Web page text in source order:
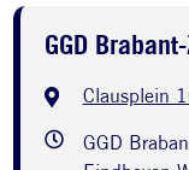
GGD
Clausplein
GGD